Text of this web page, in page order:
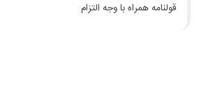
قولنامه همراه با وجه التزام